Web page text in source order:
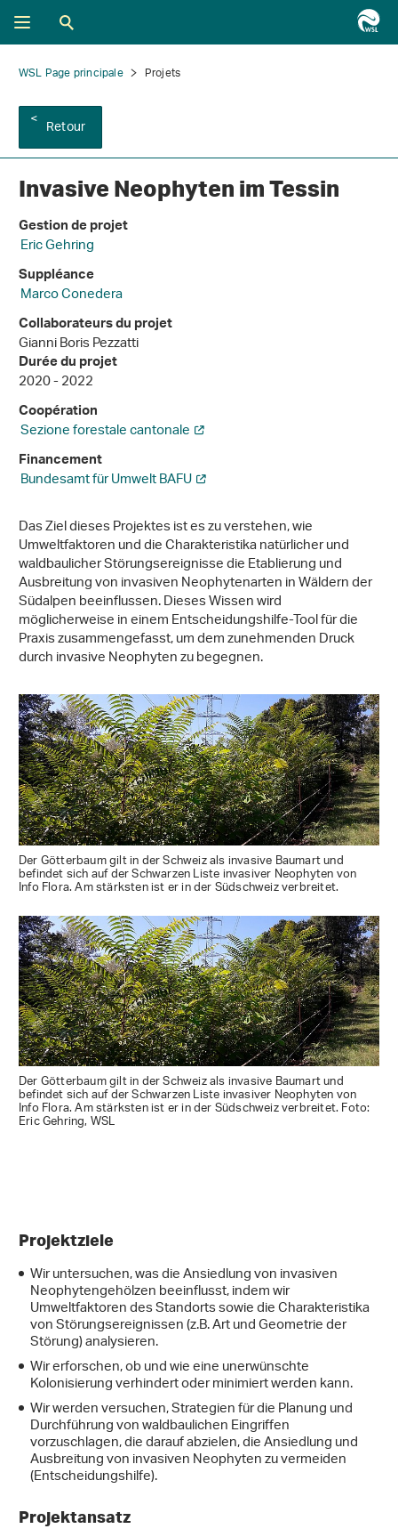
WSL Page principale Projets
Retour
Invasive Neophyten im Tessin
Gestion de projet
Eric Gehring
Suppléance
Marco Conedera
Collaborateurs du projet
Gianni Boris Pezzatti
Durée du projet
2020 - 2022
Coopération
Sezione forestale cantonale
Financement
Bundesamt für Umwelt BAFU
Das Ziel dieses Projektes ist es zu verstehen, wie
Umweltfaktoren und die Charakteristika natürlicher und
waldbaulicher Störungsereignisse die Etablierung und
Ausbreitung von invasiven Neophytenarten in Wäldern der
Südalpen beeinflussen. Dieses Wissen wird
möglicherweise in einem Entscheidungshilfe-Tool für die
Praxis zusammengefasst, um dem zunehmenden Druck
durch invasive Neophyten zu begegnen.
Der Götterbaum gilt in der Schweiz als invasive Baumart und
befindet sich auf der Schwarzen Liste invasiver Neophyten von
Info Flora. Am stärksten ist er in der Südschweiz verbreitet.
Der Götterbaum gilt in der Schweiz als invasive Baumart und
befindet sich auf der Schwarzen Liste invasiver Neophyten von
Info Flora. Am stärksten ist er in der Südschweiz verbreitet. Foto:
Eric Gehring, WSL
Projektziele
Wir untersuchen, was die Ansiedlung von invasiven
Neophytengehölzen beeinflusst, indem wir
Umweltfaktoren des Standorts sowie die Charakteristika
von Störungsereignissen (z.B. Art und Geometrie der
Störung) analysieren.
Wir erforschen, ob und wie eine unerwünschte
Kolonisierung verhindert oder minimiert werden kann.
Wir werden versuchen, Strategien für die Planung und
Durchführung von waldbaulichen Eingriffen
vorzuschlagen, die darauf abzielen, die Ansiedlung und
Ausbreitung von invasiven Neophyten zu vermeiden
(Entscheidungshilfe).
Projektansatz